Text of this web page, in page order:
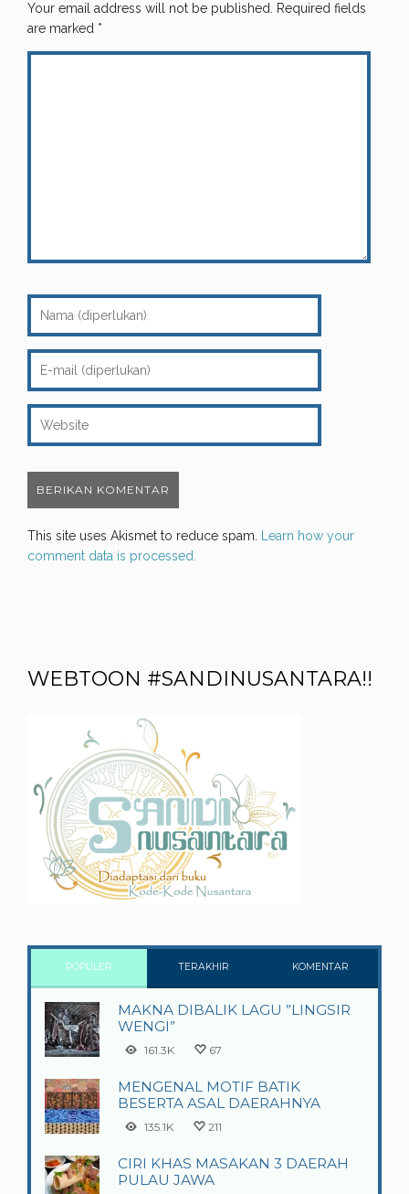
Your email address will not be published. Required fields
are marked *
This site uses Akismet to reduce spam. Learn how your
comment data is processed.
WEBTOON #SANDINUSANTARA!!
POPULER TERAKHIR KOMENTAR
MAKNA DIBALIK LAGU ”LINGSIR
WENGI”
161.3K 67
MENGENAL MOTIF BATIK
BESERTA ASAL DAERAHNYA
135.1K 211
CIRI KHAS MASAKAN 3 DAERAH
PULAU JAWA